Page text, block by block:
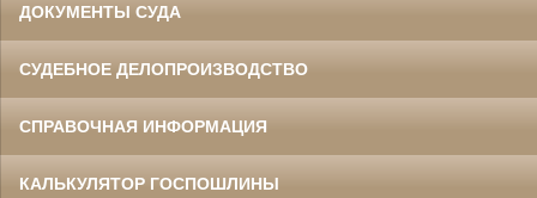
ДОКУМЕНТЫ СУДА
СУДЕБНОЕ ДЕЛОПРОИЗВОДСТВО
СПРАВОЧНАЯ ИНФОРМАЦИЯ
КАЛЬКУЛЯТОР ГОСПОШЛИНЫ